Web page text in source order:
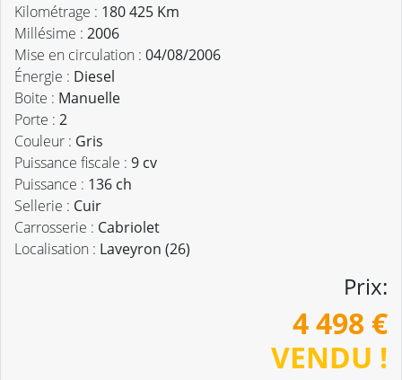
Kilométrage : 180 425 Km
Millésime : 2006
Mise en circulation : 04/08/2006
Énergie : Diesel
Boite : Manuelle
Porte : 2
Couleur : Gris
Puissance fiscale : 9 cv
Puissance : 136 ch
Sellerie : Cuir
Carrosserie : Cabriolet
Localisation : Laveyron (26)
Prix:
4 498 €
VENDU !